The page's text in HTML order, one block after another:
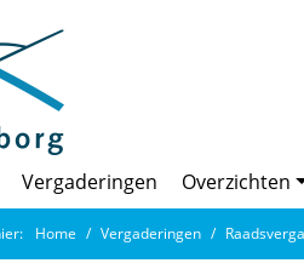
Vergaderingen Overzichten
Home Vergaderingen